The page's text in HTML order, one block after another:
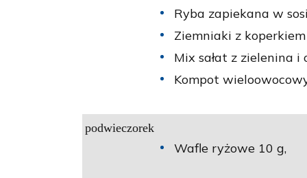
Ryba zapiekana w
Ziemniaki z
Mix sałat z zielenina i
Kompot
podwieczorek
Wafle ryżowe 10 g,